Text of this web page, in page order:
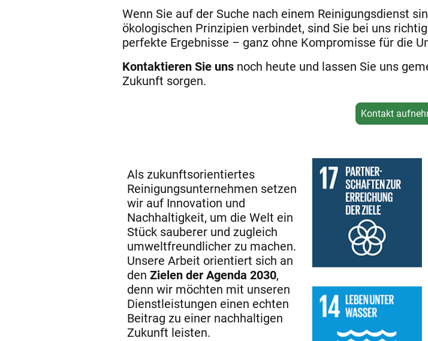
Wenn Sie auf der Suche nach einem Reinigungsdienst
ökologischen Prinzipien verbindet, sind Sie bei uns
perfekte Ergebnisse – ganz ohne Kompromisse für die
Kontaktieren Sie uns noch heute und lassen Sie uns
Zukunft sorgen.
Kontakt
Als zukunftsorientiertes
Reinigungsunternehmen setzen
wir auf Innovation und
Nachhaltigkeit, um die Welt ein
Stück sauberer und zugleich
umweltfreundlicher zu machen.
Unsere Arbeit orientiert sich an
den Zielen der Agenda 2030,
denn wir möchten mit unseren
Dienstleistungen einen echten
Beitrag zu einer nachhaltigen
Zukunft leisten.